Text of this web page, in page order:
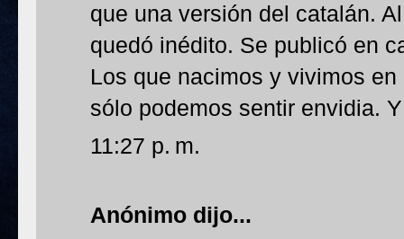
que una versión del catalán.
quedó inédito. Se publicó en
Los que nacimos y vivimos
sólo podemos sentir envidia.
11:27 p. m.
Anónimo dijo...